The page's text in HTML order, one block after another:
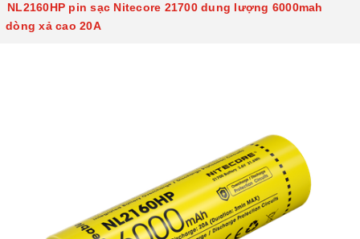
NL2160HP pin sạc Nitecore 21700 dung lượng 6000mah
dòng xả cao 20A